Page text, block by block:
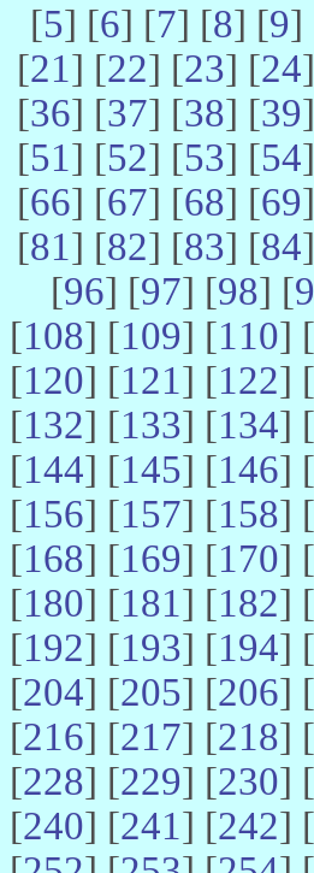
[5] [6] [7] [8] [9]
[21] [22] [23] [24
[36] [37] [38] [39
[51] [52] [53] [54
[66] [67] [68] [69
[81] [82] [83] [84
[96] [97] [98] [
[108] [109] [110] [
[120] [121] [122] [
[132] [133] [134] [
[144] [145] [146] [
[156] [157] [158] [
[168] [169] [170] [
[180] [181] [182] [
[192] [193] [194] [
[204] [205] [206] [
[216] [217] [218] [
[228] [229] [230] [
[240] [241] [242] [